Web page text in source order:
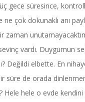
üç gece süresince,
çok dokunaklı anı
zaman
vardı. Duygumun
Değildi elbette. En
süre de orada
Hele hele o evde